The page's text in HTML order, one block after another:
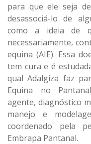
para que ele seja
desassociá-lo de
como a ideia de
necessariamente,
equina (AIE). Essa
tem cura e é
qual Adalgiza faz
Equina no
agente, diagnóstico
manejo e
coordenado pela
Embrapa Pantanal.